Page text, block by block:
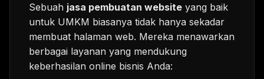
Sebuah jasa pembuatan website yang baik
untuk UMKM biasanya tidak hanya sekadar
membuat halaman web. Mereka menawarkan
berbagai layanan yang mendukung
keberhasilan online bisnis Anda: